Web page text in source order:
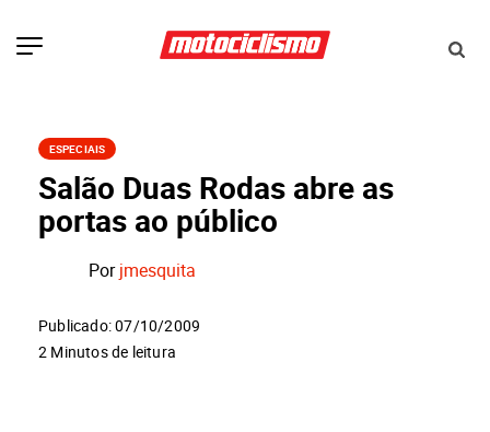
ESPECIAIS
Salão Duas Rodas abre as
portas ao público
Porjmesquita
Publicado: 07/10/2009
2 Minutos de leitura